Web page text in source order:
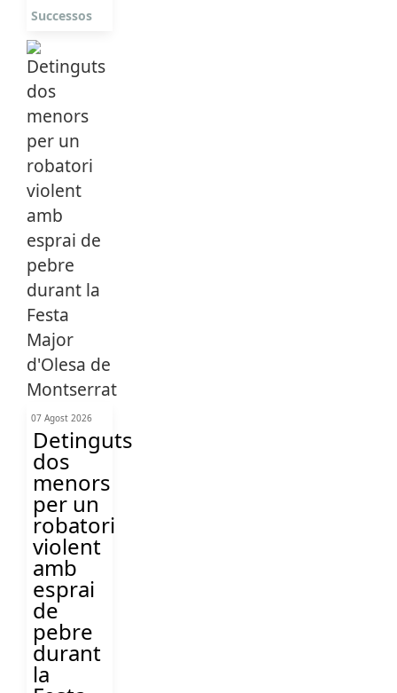
Successos
07 Agost 2026
Detinguts
dos
menors
per un
robatori
violent
amb
esprai
de
pebre
durant
la